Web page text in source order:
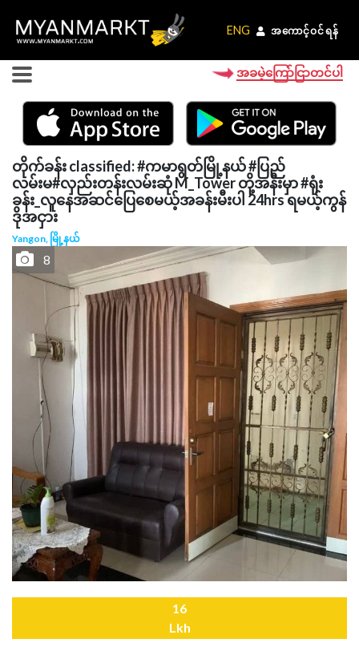
ENG အကောင့်ဝင်ရန်
ENG အကောင့်ဝင်ရန်
အခမဲ့ကြော်ငြာတင်ပါ
တိုက်ခန်း classified: #ကမာရွတ်မြို့နယ် #ပြည်
လမ်းမ#လှည်းတန်းလမ်းဆုံ M_Tower တို့အနီးမှာ #ရုံး
ခန်း_လူနေအဆင်ပြေစေမယ့်အခန်းမီးပါ 24hrs ရမယ့်ကွန်
ဒိုအငှား
Yangon, မြို့နယ်
8
16
Lkh